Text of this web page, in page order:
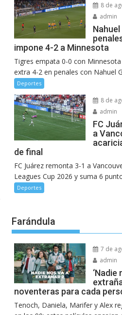
8 de
admin
impone 4-2 a Minnesota
Tigres empata 0-0 con
extra 4-2 en penales con Nahuel
Deportes
8 de
admin
FC
a
de final
FC Juárez remonta 3-1 a
Leagues Cup 2026 y suma 6
Deportes
Farándula
7 de
admin
‘Nadie
noventeras para cada
Tenoch, Daniela, Marifer y Alex